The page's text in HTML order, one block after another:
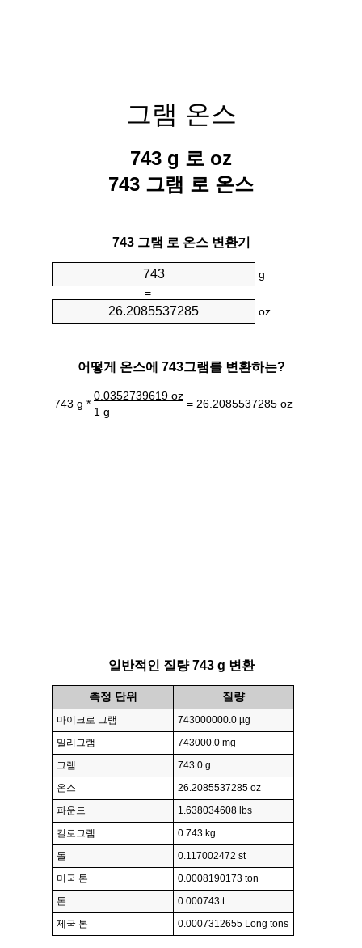
그램 온스
743 g 로 oz
743 그램 로 온스
743 그램 로 온스 변환기
g
=
oz
어떻게 온스에 743그램를 변환하는?
743 g *
0.0352739619 oz
= 26.2085537285 oz
1 g
일반적인 질량 743 g 변환
측정 단위 질량
마이크로 그램
743000000.0 µg
밀리그램
743000.0 mg
그램
743.0 g
온스
26.2085537285 oz
파운드
1.638034608 lbs
킬로그램
0.743 kg
돌
0.117002472 st
미국 톤
0.0008190173 ton
톤
0.000743 t
제국 톤
0.0007312655 Long tons